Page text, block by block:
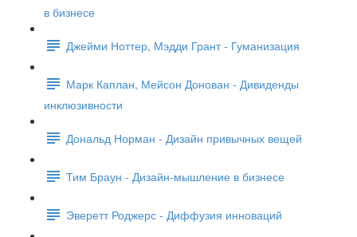
в бизнесе
Джейми Ноттер, Мэдди Грант - Гуманизация
Марк Каплан, Мейсон Донован - Дивиденды
инклюзивности
Дональд Норман - Дизайн привычных вещей
Тим Браун - Дизайн-мышление в бизнесе
Эверетт Роджерс - Диффузия инноваций